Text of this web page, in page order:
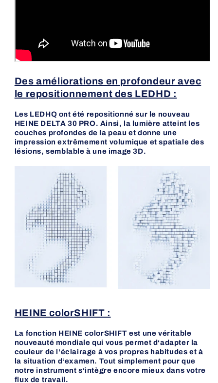
Des améliorations en profondeur avec
le repositionnement des LEDHD :
Les LEDHQ ont été repositionné sur le nouveau
HEINE DELTA 30 PRO. Ainsi, la lumière atteint les
couches profondes de la peau et donne une
impression extrêmement volumique et spatiale des
lésions, semblable à une image 3D.
HEINE colorSHIFT :
La fonction HEINE colorSHIFT est une véritable
nouveauté mondiale qui vous permet d‘adapter la
couleur de l‘éclairage à vos propres habitudes et à
la situation d‘examen. Tout simplement pour que
notre instrument s‘intègre encore mieux dans votre
flux de travail.